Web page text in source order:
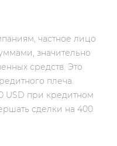
частное лицо
значительно
средств. Это
плеча.
USD при кредитном
сделки на 400